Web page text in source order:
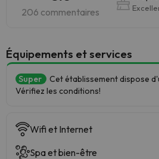
206 commentaires
​Équipements et services
Super Cet établissement dispose
Vérifiez les conditions!
Wifi et Internet
Spa et bien-être